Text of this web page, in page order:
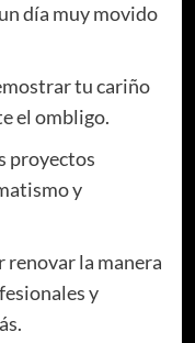
día muy movido
tu cariño
el ombligo.
proyectos
y
renovar la manera
y